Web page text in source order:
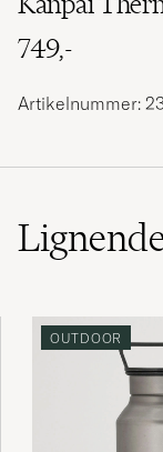
749,-
Artikelnummer:
OUTDOOR